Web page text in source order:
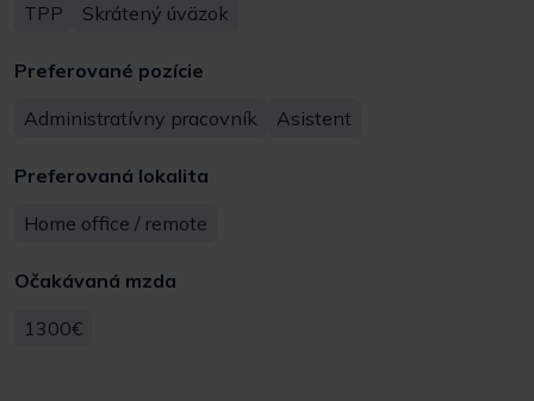
TPP
Skrátený úväzok
Preferované pozície
Administratívny pracovník
Asistent
Preferovaná lokalita
Home office / remote
Očakávaná mzda
1300€